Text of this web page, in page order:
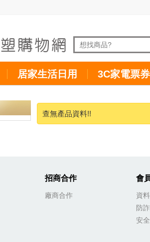
居家生活日用 3C家電票券
查無產品資料!!
招商合作
廠商合作
會
資
防
安